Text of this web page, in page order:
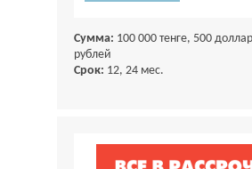
Сумма: 100 000 тенге, 500
рублей
Срок: 12, 24 мес.